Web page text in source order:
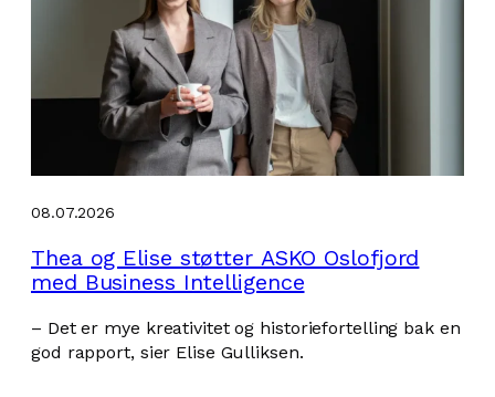
08.07.2026
Thea og Elise støtter ASKO Oslofjord
med Business Intelligence
– Det er mye kreativitet og historiefortelling bak en
god rapport, sier Elise Gulliksen.